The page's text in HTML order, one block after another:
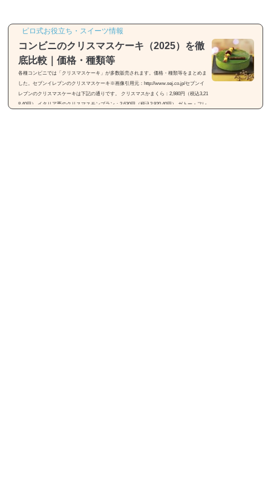
ピロ式お役立ち・スイーツ情報
コンビニのクリスマスケーキ（2025）を徹
底比較｜価格・種類等
各種コンビニでは「クリスマスケーキ」が多数販売されます。価格・種類等をまとめま
した。セブンイレブンのクリスマスケーキ※画像引用元：http://www.sej.co.jp/セブンイ
レブンのクリスマスケーキは下記の通りです。 クリスマスかまくら：2,980円（税込3,21
8.40円） イタリア栗のクリスマスモンブラン：3,630円（税込3,920.40円） ガトー・フレ